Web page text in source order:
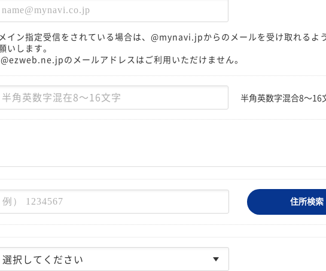
イン指定受信をされている場合は、@mynavi.jpからのメールを受け取れるよ
いします。
のメールアドレスはご利用いただけません。
半角英数字混合8〜16
住所検索